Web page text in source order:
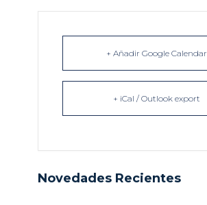
+ Añadir Google Calendar
+ iCal / Outlook export
Novedades Recientes